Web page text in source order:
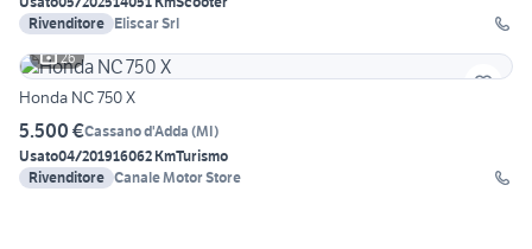
Rivenditore Eliscar Srl
26
Honda NC 750 X
5.500 €Cassano d'Adda (MI)
Usato04/201916062 KmTurismo
Rivenditore Canale Motor Store